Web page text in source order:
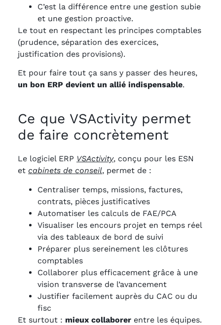
C’est la différence entre une gestion subie
et une gestion proactive.
Le tout en respectant les principes comptables
(prudence, séparation des exercices,
justification des provisions).
Et pour faire tout ça sans y passer des heures,
un bon ERP devient un allié indispensable.
Ce que VSActivity permet
de faire concrètement
Le logiciel ERP VSActivity, conçu pour les ESN
et cabinets de conseil, permet de :
Centraliser temps, missions, factures,
contrats, pièces justificatives
Automatiser les calculs de FAE/PCA
Visualiser les encours projet en temps réel
via des tableaux de bord de suivi
Préparer plus sereinement les clôtures
comptables
Collaborer plus efficacement grâce à une
vision transverse de l’avancement
Justifier facilement auprès du CAC ou du
fisc
Et surtout : mieux collaborer entre les équipes.